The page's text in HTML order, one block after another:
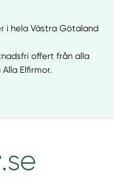
i hela Västra Götaland
offert från alla
Elfirmor.